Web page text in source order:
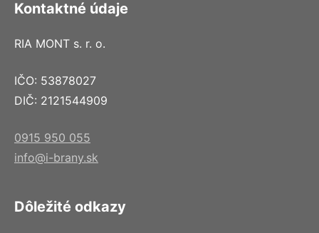
Kontaktné údaje
RIA MONT s. r. o.
IČO: 53878027
DIČ: 2121544909
0915 950 055
info@i-brany.sk
Dôležité odkazy